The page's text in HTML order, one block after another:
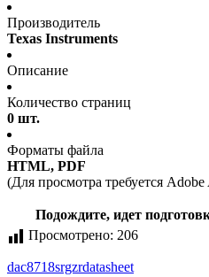
Производитель
Texas Instruments
Описание
Количество страниц
0 шт.
Форматы файла
HTML, PDF
(Для просмотра требуется
Подождите, идет
Просмотрено: 206
dac8718srgzrdatasheet